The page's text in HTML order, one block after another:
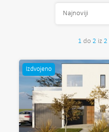
1 do 2 iz 2
Najnoviji
Izdvojeno